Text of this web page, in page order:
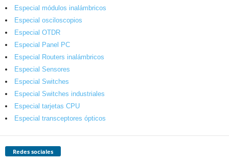
Especial módulos inalámbricos
Especial osciloscopios
Especial OTDR
Especial Panel PC
Especial Routers inalámbricos
Especial Sensores
Especial Switches
Especial Switches industriales
Especial tarjetas CPU
Especial transceptores ópticos
Redes sociales